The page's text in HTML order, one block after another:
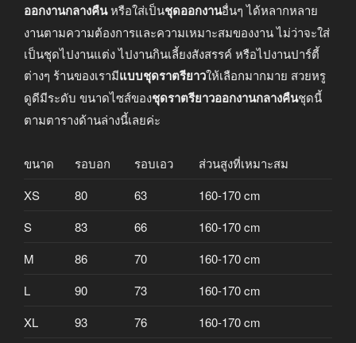
ออกงานกลางคืนหรือใส่เป็นชุดออกงานอื่นๆ ได้หลากหลาย
งานตามความต้องการและความเหมาะสมของงาน ไม่ว่าจะใส่
เป็นชุดไปงานแต่ง ไปงานกินเลี้ยงสังสรรค์ หรือไปงานปาร์ตี้
ต่างๆ ร้านของเรามีแบบชุดราตรียาวให้เลือกมากมาย สวยหรู
ดูดีมีระดับ ขนาดไซส์ของชุดราตรียาวออกงานกลางคืนชุดนี้
ตามตารางด้านล่างนี้เลยค่ะ
ขนาด รอบอก รอบเอว
ส่วนสูงที่เหมาะสม
XS
80 63
160-170 cm
S
83 66
160-170 cm
M
86 70
160-170 cm
L
90 73
160-170 cm
XL
93 76
160-170 cm